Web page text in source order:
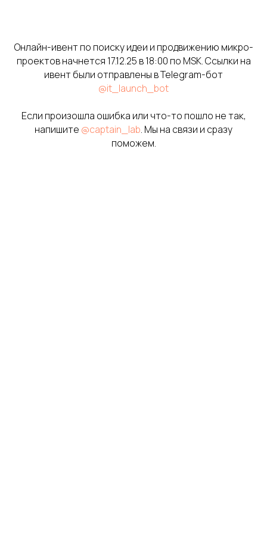
Онлайн-ивент по поиску идеи и продвижению микро-
проектов начнется 17.12.25 в 18:00 по MSK. Ссылки на
ивент были отправлены в Telegram-бот
@it_launch_bot
Если произошла ошибка или что-то пошло не так,
напишите @captain_lab. Мы на связи и сразу
поможем.